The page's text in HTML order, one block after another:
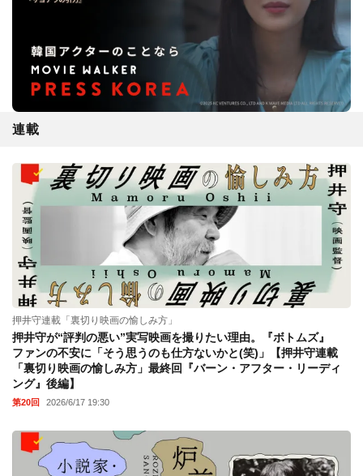
連載
押井守連載「裏切り映画の愉しみ方」
押井守が“評判の悪い”実写映画を撮りたい理由。『ボトムズ』
ファンの不安に「そう思うのも仕方ないかと(笑)」【押井守連載
「裏切り映画の愉しみ方」最終回『バーン・アフター・リーディ
ング』後編】
第20回 2026/6/17 19:30